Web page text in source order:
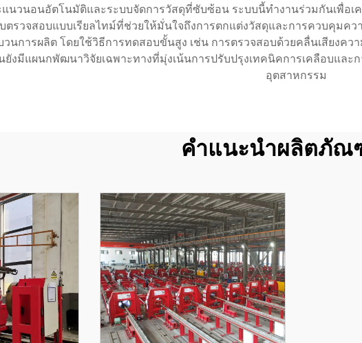
ะแนวนอนอัตโนมัติและระบบจัดการวัสดุที่ซับซ้อน ระบบนี้ทำงานร่วมกันเพื่
ตรวจสอบแบบเรียลไทม์ที่ช่วยให้มั่นใจถึงการตกแต่งวัสดุและการควบคุม
นการผลิต โดยใช้วิธีการทดสอบขั้นสูง เช่น การตรวจสอบด้วยคลื่นเสียง
ยังมีแผนกพัฒนาวิจัยเฉพาะทางที่มุ่งเน้นการปรับปรุงเทคนิคการเคลือบแล
อุตสาหกรรม
คำแนะนำผลิตภัณ